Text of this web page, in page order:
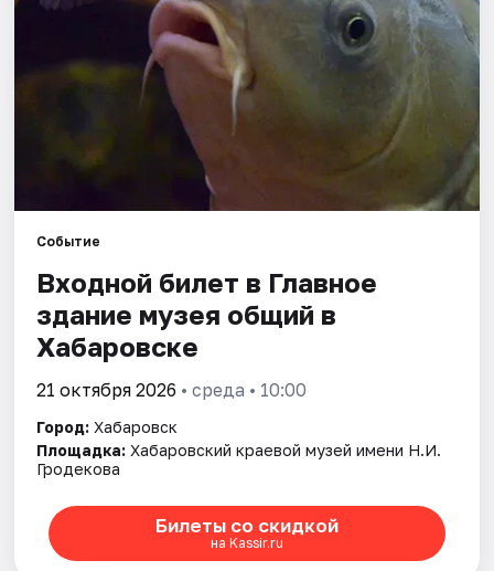
Событие
Входной билет в Главное
здание музея общий в
Хабаровске
21 октября 2026 • среда • 10:00
Город: Хабаровск
Площадка: Хабаровский краевой музей имени Н.И.
Гродекова
Билеты со скидкой
на Kassir.ru